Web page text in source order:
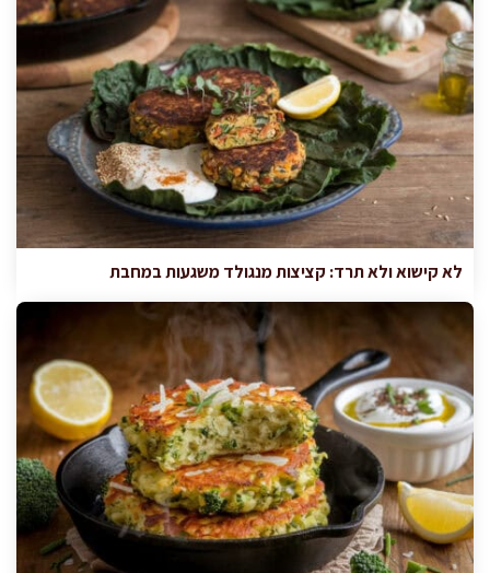
לא קישוא ולא תרד: קציצות מנגולד משגעות במחבת